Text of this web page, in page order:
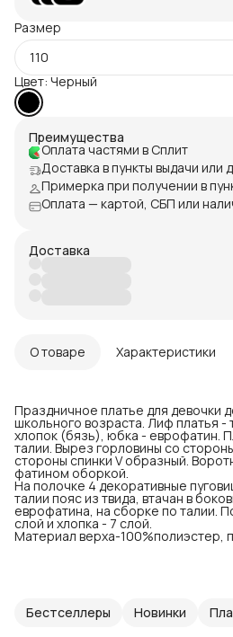
Размер
110
Цвет: Черный
Преимущества
Оплата частями в Сплит
Доставка в пункты выдачи или
Примерка при получении в
Оплата — картой, СБП или
Доставка
О товаре Характеристики
Праздничное платье для девочки
школьного возраста. Лиф платья -
хлопок (бязь), юбка - еврофатин.
талии. Вырез горловины со
стороны спинки V образный.
фатином оборкой.
На полочке 4 декоративные
талии пояс из твида, втачан в
еврофатина, на сборке по талии.
слой и хлопка - 7 слой.
Материал верха-100%полиэстер,
Бестселлеры Новинки